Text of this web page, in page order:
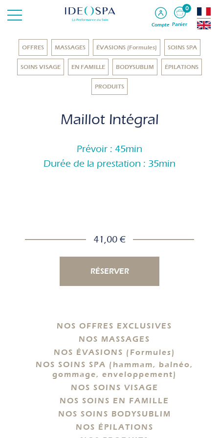
Compte
0
Panier
OFFRES MASSAGES ÉVASIONS (Formules) SOINS SPA
SOINS VISAGE EN FAMILLE BODYSUBLIM ÉPILATIONS
PRODUITS
Maillot Intégral
Prévoir : 45min
Durée de la prestation : 35min
RÉSERVER
41,00 €
NOS OFFRES EXCLUSIVES
NOS MASSAGES
NOS ÉVASIONS (Formules)
NOS SOINS SPA (hammam, balnéo,
gommage, enveloppement)
NOS SOINS VISAGE
NOS SOINS EN FAMILLE
NOS SOINS BODYSUBLIM
NOS ÉPILATIONS